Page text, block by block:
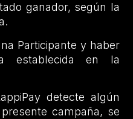
ganador, según la
Participante y haber
establecida en la
detecte algún
campaña, se